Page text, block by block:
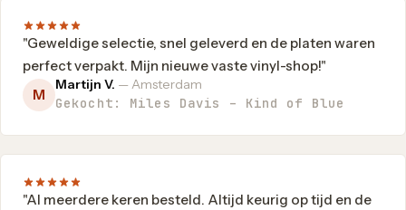
"Geweldige selectie, snel geleverd en de platen waren
perfect verpakt. Mijn nieuwe vaste vinyl-shop!"
M
Martijn V. — Amsterdam
Gekocht: Miles Davis – Kind of Blue
"Al meerdere keren besteld. Altijd keurig op tijd en de